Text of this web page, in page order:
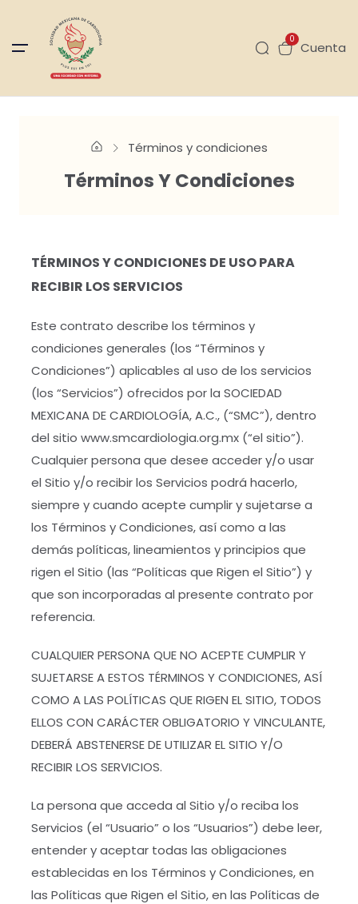
0
Cuenta
Términos y condiciones
Términos Y Condiciones
TÉRMINOS Y CONDICIONES DE USO PARA
RECIBIR LOS SERVICIOS
Este contrato describe los términos y
condiciones generales (los “Términos y
Condiciones”) aplicables al uso de los servicios
(los “Servicios”) ofrecidos por la SOCIEDAD
MEXICANA DE CARDIOLOGÍA, A.C., (“SMC”), dentro
del sitio www.smcardiologia.org.mx (“el sitio”).
Cualquier persona que desee acceder y/o usar
el Sitio y/o recibir los Servicios podrá hacerlo,
siempre y cuando acepte cumplir y sujetarse a
los Términos y Condiciones, así como a las
demás políticas, lineamientos y principios que
rigen el Sitio (las “Políticas que Rigen el Sitio”) y
que son incorporadas al presente contrato por
referencia.
CUALQUIER PERSONA QUE NO ACEPTE CUMPLIR Y
SUJETARSE A ESTOS TÉRMINOS Y CONDICIONES, ASÍ
COMO A LAS POLÍTICAS QUE RIGEN EL SITIO, TODOS
ELLOS CON CARÁCTER OBLIGATORIO Y VINCULANTE,
DEBERÁ ABSTENERSE DE UTILIZAR EL SITIO Y/O
RECIBIR LOS SERVICIOS.
La persona que acceda al Sitio y/o reciba los
Servicios (el “Usuario” o los “Usuarios”) debe leer,
entender y aceptar todas las obligaciones
establecidas en los Términos y Condiciones, en
las Políticas que Rigen el Sitio, en las Políticas de